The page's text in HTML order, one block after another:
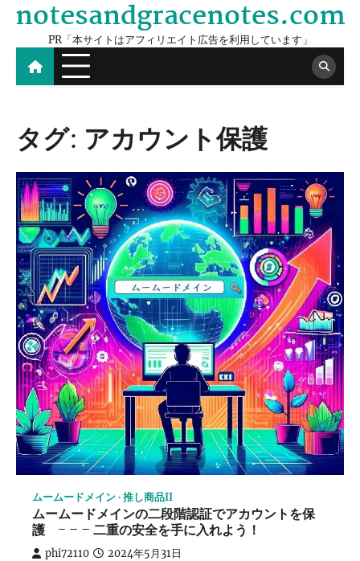
Skip
content
notesandgracenotes.com
PR「本サイトはアフィリエイト広告を利用しています」
タグ: アカウント保護
ムームードメイン 推し商品II
ムームードメインの二段階認証でアカウントを保
護 - – – 二重の安全を手に入れよう！
phi72110 2024年5月31日